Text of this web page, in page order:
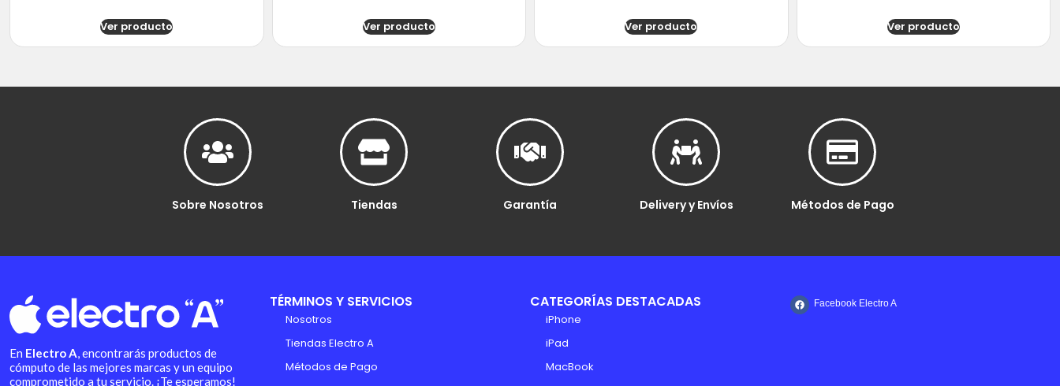
Ver producto Ver producto Ver producto Ver producto
Sobre Nosotros Tiendas Garantía Delivery y Envíos Métodos de Pago
En Electro A, encontrarás productos de
cómputo de las mejores marcas y un equipo
comprometido a tu servicio. ¡Te esperamos!
TÉRMINOS Y SERVICIOS
Nosotros
Tiendas Electro A
Métodos de Pago
CATEGORÍAS DESTACADAS
iPhone
iPad
MacBook
Facebook Electro A